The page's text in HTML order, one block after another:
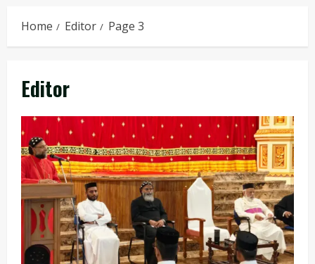
Home Editor Page 3
Editor